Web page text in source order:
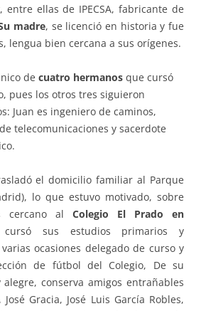
entre ellas de IPECSA, fabricante de
madre, se licenció en historia y fue
lengua bien cercana a sus orígenes.
de cuatro hermanos que cursó
pues los otros tres siguieron
Juan es ingeniero de caminos,
telecomunicaciones y sacerdote
el domicilio familiar al Parque
lo que estuvo motivado, sobre
cercano al Colegio El Prado en
sus estudios primarios y
ocasiones delegado de curso y
de fútbol del Colegio, De su
conserva amigos entrañables
Gracia, José Luis García Robles,